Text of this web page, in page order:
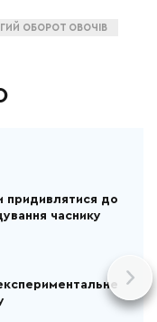
ОБОРОТ ОВОЧІВ
придивлятися до
часнику